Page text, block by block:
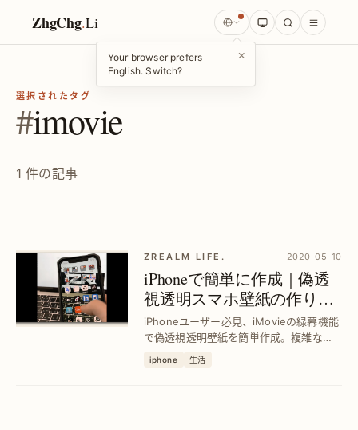
ZhgChg.Li
Your browser prefers
English. Switch?
×
選択されたタグ
#imovie
1 件の記事
ZREALM LIFE. 2020-05-10
iPhoneで簡単に作成｜偽透
視透明スマホ壁紙の作り方
—iMovie緑幕合成活用
iPhoneユーザー必見、iMovieの緑幕機能
で偽透視透明壁紙を簡単作成。複雑な編
集不要で視覚効果を実現し、スマホ画面
をカスタマイズ可能。初心者でも短時間
iphone 生活